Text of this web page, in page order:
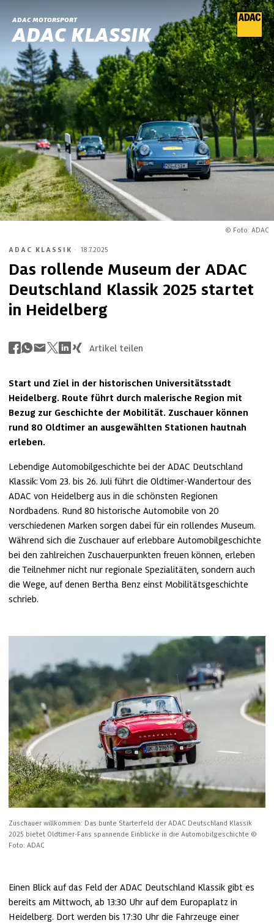
ADAC MOTORSPORT
ADAC KLASSIK
© Foto: ADAC
ADAC KLASSIK · 18.7.2025
Das rollende Museum der ADAC
Deutschland Klassik 2025 startet
in Heidelberg
Artikel teilen
Start und Ziel in der historischen Universitätsstadt
Heidelberg. Route führt durch malerische Region mit
Bezug zur Geschichte der Mobilität. Zuschauer können
rund 80 Oldtimer an ausgewählten Stationen hautnah
erleben.
Lebendige Automobilgeschichte bei der ADAC Deutschland
Klassik: Vom 23. bis 26. Juli führt die Oldtimer-Wandertour des
ADAC von Heidelberg aus in die schönsten Regionen
Nordbadens. Rund 80 historische Automobile von 20
verschiedenen Marken sorgen dabei für ein rollendes Museum.
Während sich die Zuschauer auf erlebbare Automobilgeschichte
bei den zahlreichen Zuschauerpunkten freuen können, erleben
die Teilnehmer nicht nur regionale Spezialitäten, sondern auch
die Wege, auf denen Bertha Benz einst Mobilitätsgeschichte
schrieb.
Zuschauer willkommen: Das bunte Starterfeld der ADAC Deutschland Klassik
2025 bietet Oldtimer-Fans spannende Einblicke in die Automobilgeschichte ©
Foto: ADAC
Einen Blick auf das Feld der ADAC Deutschland Klassik gibt es
bereits am Mittwoch, ab 13:30 Uhr auf dem Europaplatz in
Heidelberg. Dort werden bis 17:30 Uhr die Fahrzeuge einer